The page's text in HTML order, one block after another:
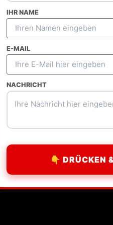
IHR NAME
E-MAIL
NACHRICHT
👇 DRÜCKEN
Guest Posting E-